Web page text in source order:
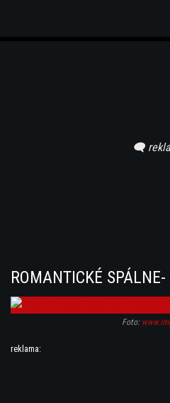
ROMANTICKÉ
Foto:
reklama: